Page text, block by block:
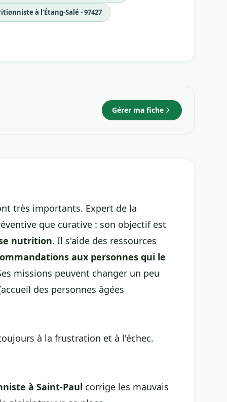
à l'Étang-Salé - 97427
Gérer ma fiche
très importants. Expert de la
que curative : son objectif est
nutrition. Il s'aide des ressources
aux personnes qui le
missions peuvent changer un peu
des personnes âgées
à la frustration et à l'échec.
à Saint-Paul corrige les mauvais